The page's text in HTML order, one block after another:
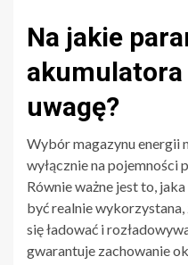
Na jakie
uwagę?
Wybór magazynu energii
wyłącznie na
Równie ważne jest to,
być realnie
się ładować i
gwarantuje zachowanie